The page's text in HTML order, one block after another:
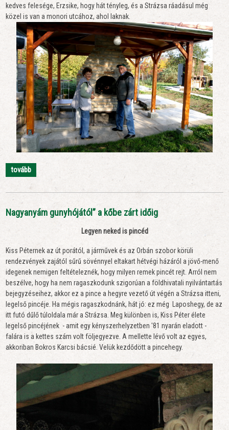
kedves felesége, Erzsike, hogy hát tényleg, és a Strázsa ráadásul még
közel is van a monori utcához, ahol laknak.
tovább
Nagyanyám gunyhójától” a kőbe zárt időig
Legyen neked is pincéd
Kiss Péternek az út porától, a járművek és az Orbán szobor körüli
rendezvények zajától sűrű sövénnyel eltakart hétvégi házáról a jövő-menő
idegenek nemigen feltételeznék, hogy milyen remek pincét rejt. Arról nem
beszélve, hogy ha nem ragaszkodunk szigorúan a földhivatali nyilvántartás
bejegyzéseihez, akkor ez a pince a hegyre vezető út végén a Strázsa itteni,
legelső pincéje. Ha mégis ragaszkodnánk, hát jó: ez még Laposhegy, de az
itt futó dűlő túloldala már a Strázsa. Meg különben is, Kiss Péter élete
legelső pincéjének - amit egy kényszerhelyzetben '81 nyarán eladott -
falára is a kettes szám volt följegyezve. A mellette lévő volt az egyes,
akkoriban Bokros Karcsi bácsié. Velük kezdődött a pincehegy.